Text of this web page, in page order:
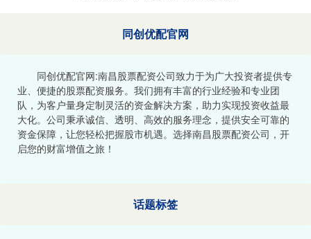
同创优配官网
同创优配官网:南昌股票配资公司致力于为广大投资者提供专
业、便捷的股票配资服务。我们拥有丰富的行业经验和专业团
队，为客户量身定制灵活的资金解决方案，助力实现投资收益最
大化。公司秉承诚信、透明、高效的服务理念，提供安全可靠的
资金保障，让您轻松把握股市机遇。选择南昌股票配资公司，开
启您的财富增值之旅！
话题标签